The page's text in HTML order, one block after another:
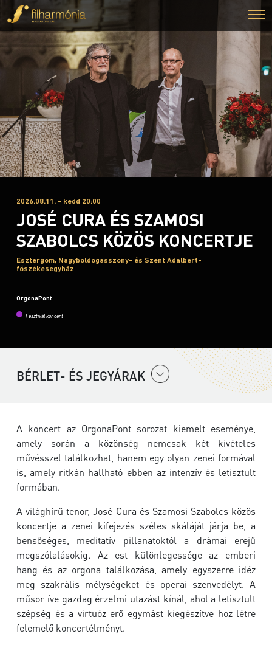
2026.08.11. - kedd 20:00
JOSÉ CURA ÉS SZAMOSI
SZABOLCS KÖZÖS KONCERTJE
Esztergom, Nagyboldogasszony- és Szent Adalbert-
főszékesegyház
OrgonaPont
Fesztivál koncert
BÉRLET- ÉS JEGYÁRAK
A koncert az OrgonaPont sorozat kiemelt eseménye,
amely során a közönség nemcsak két kivételes
művésszel találkozhat, hanem egy olyan zenei formával
is, amely ritkán hallható ebben az intenzív és letisztult
formában.
A világhírű tenor,José Cura és Szamosi Szabolcs közös
koncertje a zenei kifejezés széles skáláját járja be, a
bensőséges, meditatív pillanatoktól a drámai erejű
megszólalásokig. Az est különlegessége az emberi
hang és az orgona találkozása, amely egyszerre idéz
meg szakrális mélységeket és operai szenvedélyt. A
műsor íve gazdag érzelmi utazást kínál, ahol a letisztult
szépség és a virtuóz erő egymást kiegészítve hoz létre
felemelő koncertélményt.